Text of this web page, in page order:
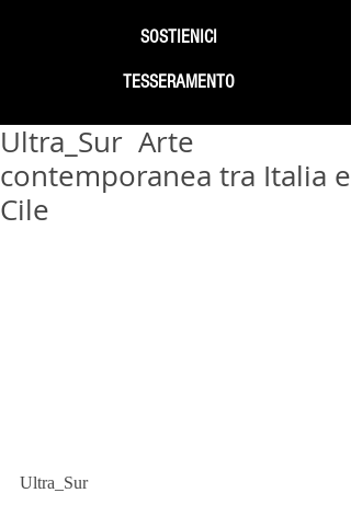
SOSTIENICI
TESSERAMENTO
Ultra_Sur Arte
contemporanea tra Italia e
Cile
Ultra_Sur